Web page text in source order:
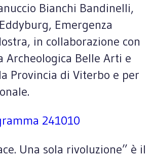
Bianchi Bandinelli,
Emergenza
in collaborazione con
Archeologica Belle Arti e
Provincia di Viterbo e per
241010
Una sola rivoluzione” è il